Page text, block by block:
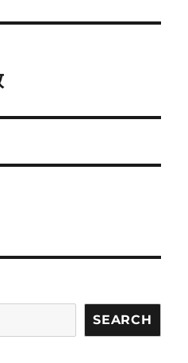
SEARCH